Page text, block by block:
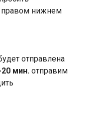
правом нижнем
отправлена
20 мин. отправим